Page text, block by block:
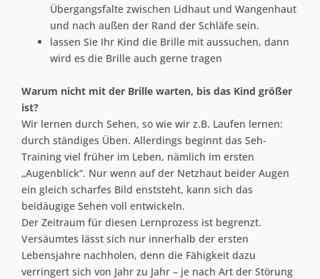
Übergangsfalte zwischen Lidhaut und Wangenhaut
und nach außen der Rand der Schläfe sein.
lassen Sie Ihr Kind die Brille mit aussuchen, dann
wird es die Brille auch gerne tragen
Warum nicht mit der Brille warten, bis das Kind größer
ist?
Wir lernen durch Sehen, so wie wir z.B. Laufen lernen:
durch ständiges Üben. Allerdings beginnt das Seh-
Training viel früher im Leben, nämlich im ersten
„Augenblick“. Nur wenn auf der Netzhaut beider Augen
ein gleich scharfes Bild enststeht, kann sich das
beidäugige Sehen voll entwickeln.
Der Zeitraum für diesen Lernprozess ist begrenzt.
Versäumtes lässt sich nur innerhalb der ersten
Lebensjahre nachholen, denn die Fähigkeit dazu
verringert sich von Jahr zu Jahr – je nach Art der Störung